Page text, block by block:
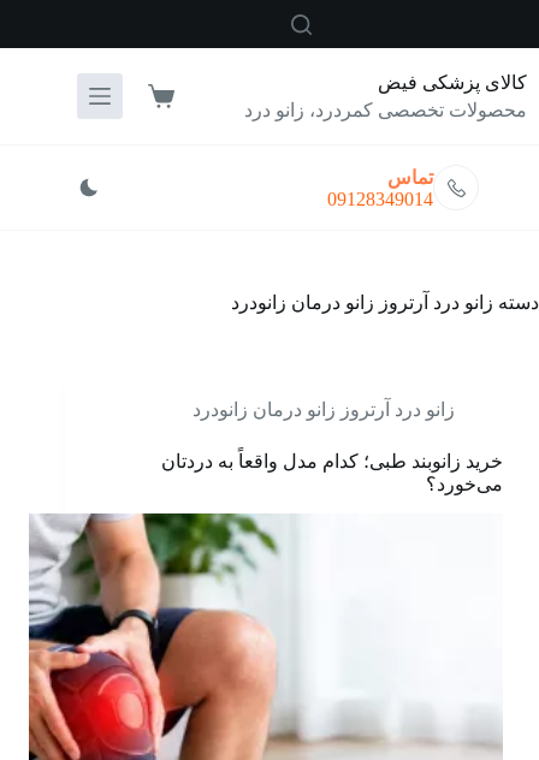
کالای پزشکی فیض
محصولات تخصصی کمردرد، زانو درد
سبد
تماس
09128349014
دسته زانو درد آرتروز زانو درمان زانودرد
زانو درد آرتروز زانو درمان زانودرد
خرید زانوبند طبی؛ کدام مدل واقعاً به دردتان
می‌خورد؟